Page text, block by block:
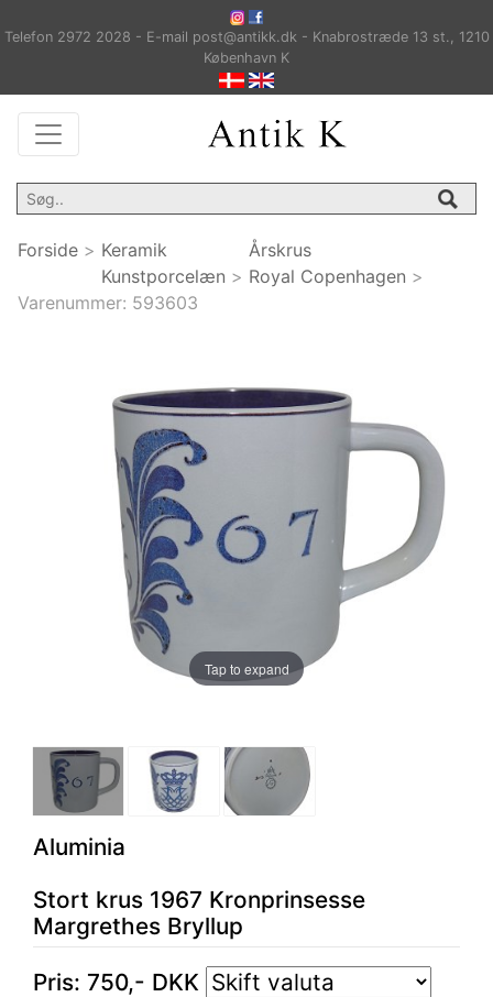
Telefon 2972 2028 - E-mail post@antikk.dk - Knabrostræde 13 st., 1210
København K
Forside > Keramik
Kunstporcelæn >
Årskrus
Royal Copenhagen >
Varenummer: 593603
Tap to expand
Aluminia
Stort krus 1967 Kronprinsesse
Margrethes Bryllup
Pris: 750,- DKK